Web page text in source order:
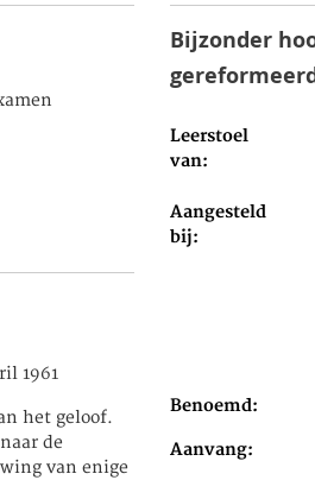
1961
het geloof.
de
van enige
Bijzonder
Leerstoel
van
Aangesteld
bij
Benoemd
Aanvang